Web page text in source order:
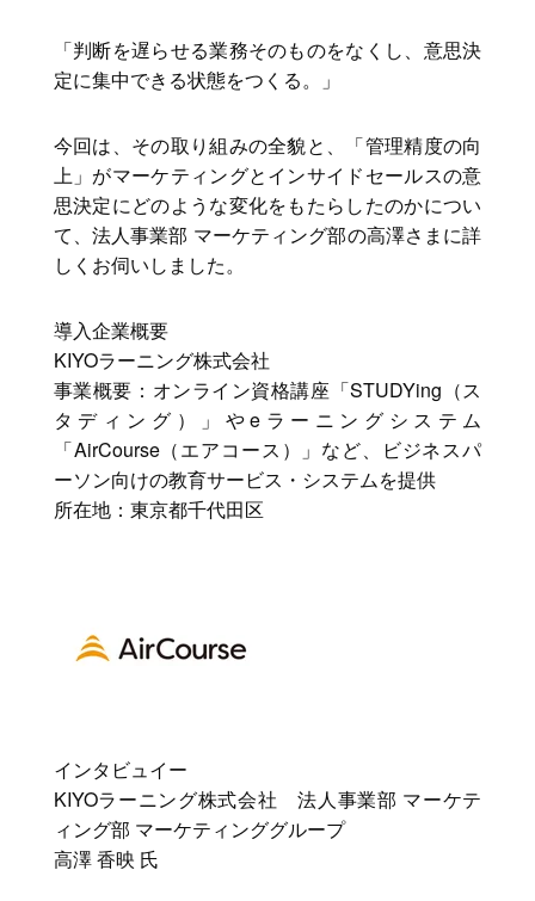
「判断を遅らせる業務そのものをなくし、意思決
定に集中できる状態をつくる。」
今回は、その取り組みの全貌と、「管理精度の向
上」がマーケティングとインサイドセールスの意
思決定にどのような変化をもたらしたのかについ
て、法人事業部 マーケティング部の高澤さまに詳
しくお伺いしました。
導入企業概要
KIYOラーニング株式会社
事業概要：オンライン資格講座「STUDYing（ス
タディング）」やeラーニングシステム
「AirCourse（エアコース）」など、ビジネスパ
ーソン向けの教育サービス・システムを提供
所在地：東京都千代田区
インタビュイー
KIYOラーニング株式会社 法人事業部 マーケテ
ィング部 マーケティンググループ
高澤 香映 氏